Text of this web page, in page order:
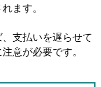
ます。
支払いを遅らせて
意が必要です。